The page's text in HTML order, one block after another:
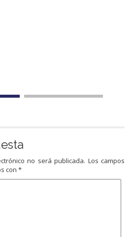
no será publicada. Los campos
con *